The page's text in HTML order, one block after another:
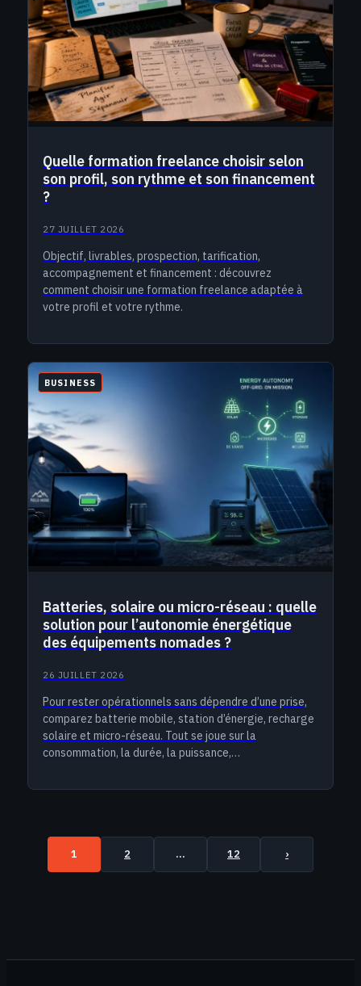
Quelle formation freelance choisir selon
son profil, son rythme et son financement
?
27 JUILLET 2026
Objectif, livrables, prospection, tarification,
accompagnement et financement : découvrez
comment choisir une formation freelance adaptée à
votre profil et votre rythme.
BUSINESS
Batteries, solaire ou micro-réseau : quelle
solution pour l’autonomie énergétique
des équipements nomades ?
26 JUILLET 2026
Pour rester opérationnels sans dépendre d’une prise,
comparez batterie mobile, station d’énergie, recharge
solaire et micro-réseau. Tout se joue sur la
consommation, la durée, la puissance,…
1 2 … 12 ›